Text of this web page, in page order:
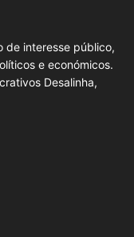
de interesse público,
e económicos.
Desalinha,